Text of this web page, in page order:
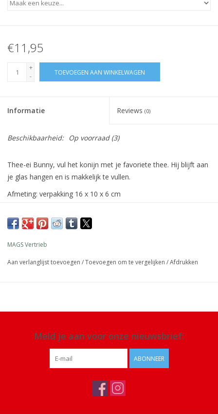
€11,95
+
-
TOEVOEGEN AAN WINKELWAGEN
Informatie Reviews (0)
Beschikbaarheid: Op voorraad(3)
Thee-ei Bunny, vul het konijn met je favoriete thee. Hij blijft aan
je glas hangen en is makkelijk te vullen.
Afmeting: verpakking 16 x 10 x 6 cm
Details: vaatwasmachinebestendig
MAGS Vertrieb
Aan verlanglijst toevoegen /Toevoegen om te vergelijken /Afdrukken
Meld je aan voor onze nieuwsbrief:
ABONNEER